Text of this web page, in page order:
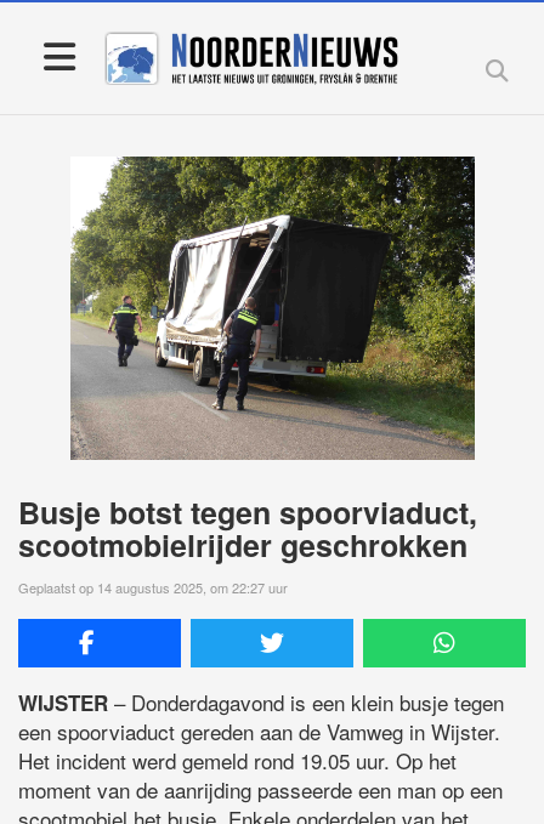
Busje botst tegen spoorviaduct,
scootmobielrijder geschrokken
Geplaatst op 14 augustus 2025, om 22:27 uur
WIJSTER – Donderdagavond is een klein busje tegen
een spoorviaduct gereden aan de Vamweg in Wijster.
Het incident werd gemeld rond 19.05 uur. Op het
moment van de aanrijding passeerde een man op een